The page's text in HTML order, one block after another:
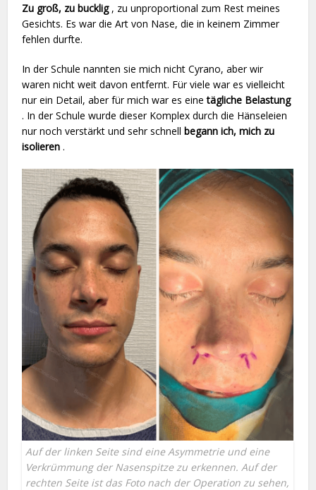
Zu groß, zu bucklig , zu unproportional zum Rest meines
Gesichts. Es war die Art von Nase, die in keinem Zimmer
fehlen durfte.
In der Schule nannten sie mich nicht Cyrano, aber wir
waren nicht weit davon entfernt. Für viele war es vielleicht
nur ein Detail, aber für mich war es einetägliche Belastung
. In der Schule wurde dieser Komplex durch die Hänseleien
nur noch verstärkt und sehr schnellbegann ich, mich zu
isolieren .
Auf der linken Seite sind eine Asymmetrie und eine
Verkrümmung der Nasenspitze zu erkennen. Auf der
rechten Seite ist das Foto nach der Operation zu sehen,